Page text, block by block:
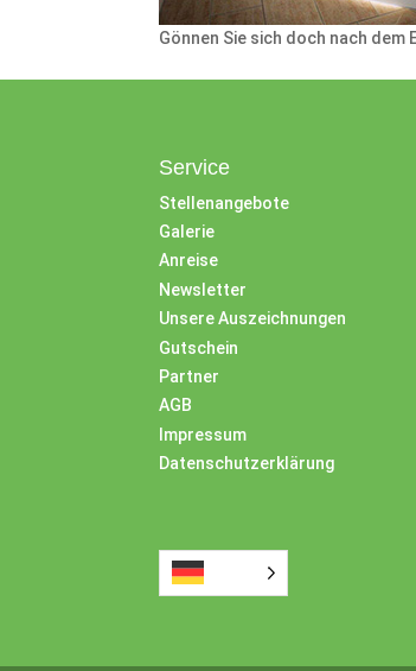
Gönnen Sie sich doch nach dem
Service
Stellenangebote
Galerie
Anreise
Newsletter
Unsere Auszeichnungen
Gutschein
Partner
AGB
Impressum
Datenschutzerklärung